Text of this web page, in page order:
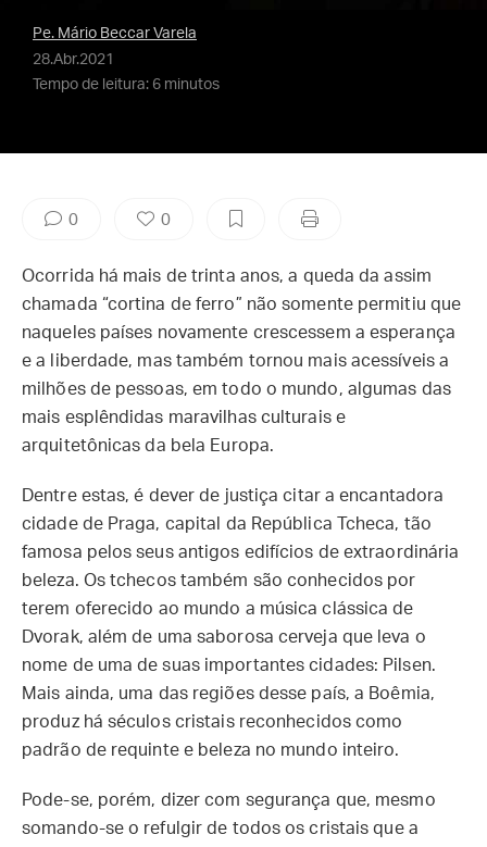
Pe. Mário Beccar Varela
28.Abr.2021
Tempo de leitura: 6 minutos
0 0
Ocorrida há mais de trinta anos, a queda da assim
chamada “cortina de ferro” não somente permitiu que
naqueles países novamente crescessem a esperança
e a liberdade, mas também tornou mais acessíveis a
milhões de pessoas, em todo o mundo, algumas das
mais esplêndidas maravilhas culturais e
arquitetônicas da bela Europa.
Dentre estas, é dever de justiça citar a encantadora
cidade de Praga, capital da República Tcheca, tão
famosa pelos seus antigos edifícios de extraordinária
beleza. Os tchecos também são conhecidos por
terem oferecido ao mundo a música clássica de
Dvorak, além de uma saborosa cerveja que leva o
nome de uma de suas importantes cidades: Pilsen.
Mais ainda, uma das regiões desse país, a Boêmia,
produz há séculos cristais reconhecidos como
padrão de requinte e beleza no mundo inteiro.
Pode-se, porém, dizer com segurança que, mesmo
somando-se o refulgir de todos os cristais que a